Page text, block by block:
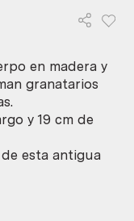
en madera y
granatarios
y 19 cm de
esta antigua